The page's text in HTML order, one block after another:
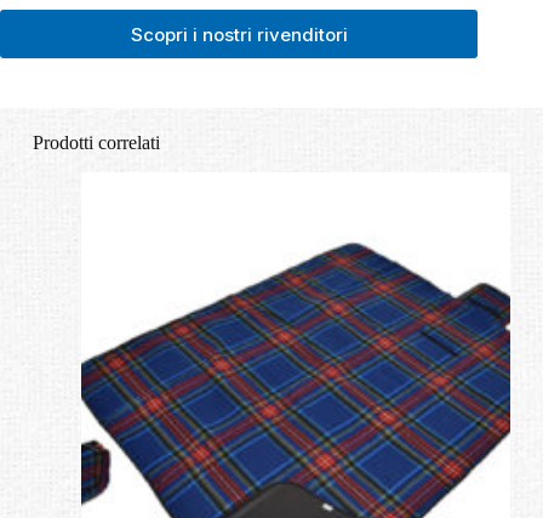
Scopri i nostri rivenditori
Prodotti correlati